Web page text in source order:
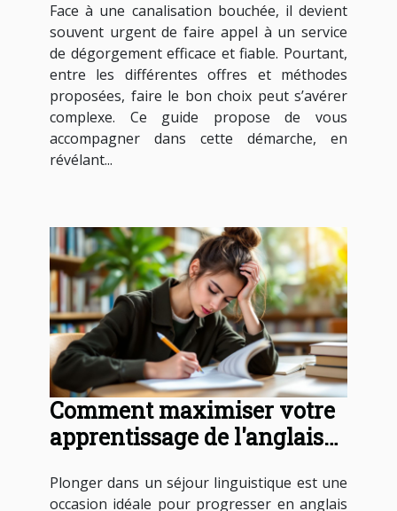
canalisations ?
Face à une canalisation bouchée, il devient
souvent urgent de faire appel à un service
de dégorgement efficace et fiable. Pourtant,
entre les différentes offres et méthodes
proposées, faire le bon choix peut s’avérer
complexe. Ce guide propose de vous
accompagner dans cette démarche, en
révélant...
Comment maximiser votre
apprentissage de l'anglais
Plonger dans un séjour linguistique est une
occasion idéale pour progresser en anglais